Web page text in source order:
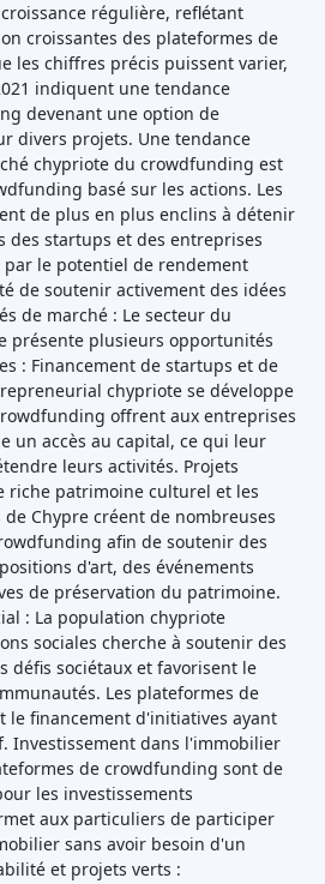
régulière, reflétant
croissantes des plateformes de
les chiffres précis puissent varier,
indiquent une tendance
devenant une option de
divers projets. Une tendance
chypriote du crowdfunding est
basé sur les actions. Les
de plus en plus enclins à détenir
des startups et des entreprises
par le potentiel de rendement
de soutenir activement des idées
de marché : Le secteur du
présente plusieurs opportunités
: Financement de startups et de
chypriote se développe
offrent aux entreprises
un accès au capital, ce qui leur
leurs activités. Projets
riche patrimoine culturel et les
Chypre créent de nombreuses
afin de soutenir des
d'art, des événements
de préservation du patrimoine.
: La population chypriote
sociales cherche à soutenir des
défis sociétaux et favorisent le
Les plateformes de
financement d'initiatives ayant
Investissement dans l'immobilier
de crowdfunding sont de
les investissements
aux particuliers de participer
sans avoir besoin d'un
et projets verts :